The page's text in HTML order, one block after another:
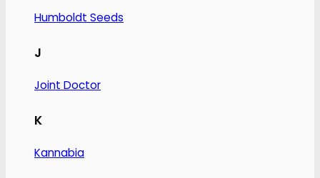
Humboldt Seeds
J
Joint Doctor
K
Kannabia